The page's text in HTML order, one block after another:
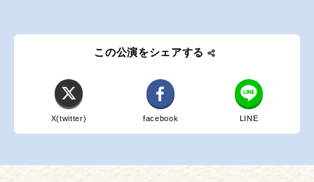
この公演をシェアする
X(twitter) facebook LINE